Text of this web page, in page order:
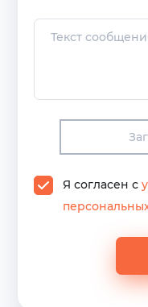
Я согласен с